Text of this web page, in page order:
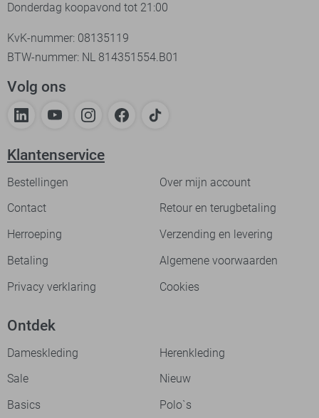
Donderdag koopavond tot 21:00
KvK-nummer: 08135119
BTW-nummer: NL 814351554.B01
Volg ons
Klantenservice
Bestellingen
Over mijn account
Contact
Retour en terugbetaling
Herroeping
Verzending en levering
Betaling
Algemene voorwaarden
Privacy verklaring
Cookies
Ontdek
Dameskleding
Herenkleding
Sale
Nieuw
Basics
Polo`s